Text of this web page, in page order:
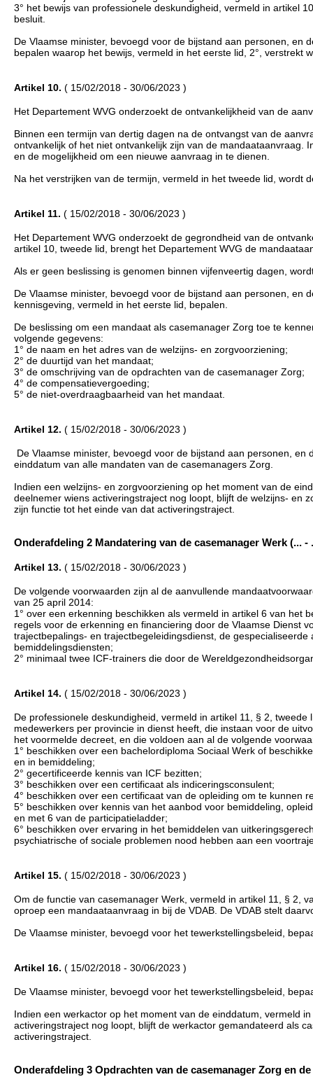
3° het bewijs van professionele deskundigheid, vermeld in artikel
besluit.
De Vlaamse minister, bevoegd voor de bijstand aan personen, en
bepalen waarop het bewijs, vermeld in het eerste lid, 2°, verstrekt
Artikel 10. ( 15/02/2018 - 30/06/2023 )
Het Departement WVG onderzoekt de ontvankelijkheid van de
Binnen een termijn van dertig dagen na de ontvangst van de
ontvankelijk of het niet ontvankelijk zijn van de mandaataanvraag.
en de mogelijkheid om een nieuwe aanvraag in te dienen.
Na het verstrijken van de termijn, vermeld in het tweede lid, wordt
Artikel 11. ( 15/02/2018 - 30/06/2023 )
Het Departement WVG onderzoekt de gegrondheid van de
artikel 10, tweede lid, brengt het Departement WVG de
Als er geen beslissing is genomen binnen vijfenveertig dagen,
De Vlaamse minister, bevoegd voor de bijstand aan personen, en
kennisgeving, vermeld in het eerste lid, bepalen.
De beslissing om een mandaat als casemanager Zorg toe te
volgende gegevens:
1° de naam en het adres van de welzijns- en zorgvoorziening;
2° de duurtijd van het mandaat;
3° de omschrijving van de opdrachten van de casemanager Zorg;
4° de compensatievergoeding;
5° de niet-overdraagbaarheid van het mandaat.
Artikel 12. ( 15/02/2018 - 30/06/2023 )
De Vlaamse minister, bevoegd voor de bijstand aan personen,
einddatum van alle mandaten van de casemanagers Zorg.
Indien een welzijns- en zorgvoorziening op het moment van de
deelnemer wiens activeringstraject nog loopt, blijft de welzijns- en
zijn functie tot het einde van dat activeringstraject.
Onderafdeling 2 Mandatering van de casemanager Werk (... -
Artikel 13. ( 15/02/2018 - 30/06/2023 )
De volgende voorwaarden zijn al de aanvullende
van 25 april 2014:
1° over een erkenning beschikken als vermeld in artikel 6 van het
regels voor de erkenning en financiering door de Vlaamse Dienst
trajectbepalings- en trajectbegeleidingsdienst, de
bemiddelingsdiensten;
2° minimaal twee ICF-trainers die door de
Artikel 14. ( 15/02/2018 - 30/06/2023 )
De professionele deskundigheid, vermeld in artikel 11, § 2,
medewerkers per provincie in dienst heeft, die instaan voor de
het voormelde decreet, en die voldoen aan al de volgende
1° beschikken over een bachelordiploma Sociaal Werk of
en in bemiddeling;
2° gecertificeerde kennis van ICF bezitten;
3° beschikken over een certificaat als indiceringsconsulent;
4° beschikken over een certificaat van de opleiding om te kunnen
5° beschikken over kennis van het aanbod voor bemiddeling,
en met 6 van de participatieladder;
6° beschikken over ervaring in het bemiddelen van
psychiatrische of sociale problemen nood hebben aan een
Artikel 15. ( 15/02/2018 - 30/06/2023 )
Om de functie van casemanager Werk, vermeld in artikel 11, § 2,
oproep een mandaataanvraag in bij de VDAB. De VDAB stelt
De Vlaamse minister, bevoegd voor het tewerkstellingsbeleid,
Artikel 16. ( 15/02/2018 - 30/06/2023 )
De Vlaamse minister, bevoegd voor het tewerkstellingsbeleid,
Indien een werkactor op het moment van de einddatum, vermeld
activeringstraject nog loopt, blijft de werkactor gemandateerd als
activeringstraject.
Onderafdeling 3 Opdrachten van de casemanager Zorg en